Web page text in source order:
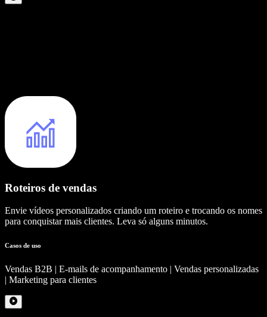
Roteiros de vendas
Envie vídeos personalizados criando um roteiro e trocando os nomes
para conquistar mais clientes. Leva só alguns minutos.
Casos de uso
Vendas B2B | E-mails de acompanhamento | Vendas personalizadas
| Marketing para clientes